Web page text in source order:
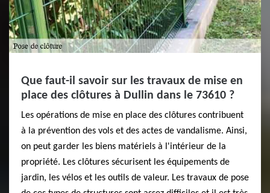
Que faut-il savoir sur les travaux de mise en
place des clôtures à Dullin dans le 73610 ?
Les opérations de mise en place des clôtures contribuent
à la prévention des vols et des actes de vandalisme. Ainsi,
on peut garder les biens matériels à l'intérieur de la
propriété. Les clôtures sécurisent les équipements de
jardin, les vélos et les outils de valeur. Les travaux de pose